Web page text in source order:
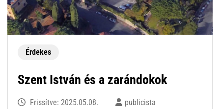
Érdekes
Szent István és a zarándokok
Frissítve: 2025.05.08. publicista